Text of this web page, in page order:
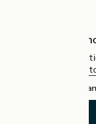
Qui sommes-
L'association
guide officiel du